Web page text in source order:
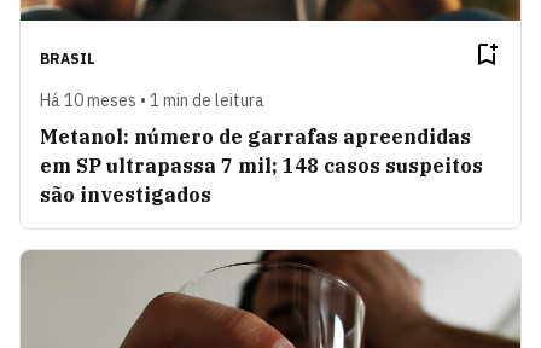
BRASIL
Há 10 meses • 1 min de leitura
Metanol: número de garrafas apreendidas
em SP ultrapassa 7 mil; 148 casos suspeitos
são investigados